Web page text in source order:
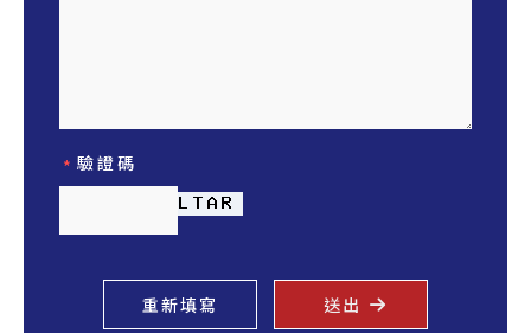
* 驗證碼